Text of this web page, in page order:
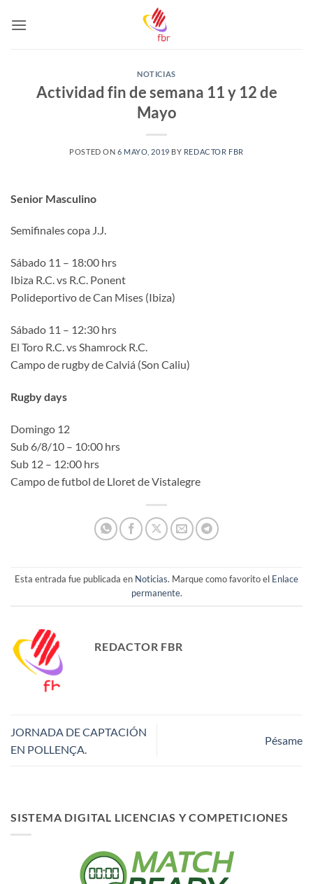
NOTICIAS
Actividad fin de semana 11 y 12 de
Mayo
POSTED ON 6 MAYO, 2019 BY REDACTOR FBR
Senior Masculino
Semifinales copa J.J.
Sábado 11 – 18:00 hrs
Ibiza R.C. vs R.C. Ponent
Polideportivo de Can Mises (Ibiza)
Sábado 11 – 12:30 hrs
El Toro R.C. vs Shamrock R.C.
Campo de rugby de Calviá (Son Caliu)
Rugby days
Domingo 12
Sub 6/8/10 – 10:00 hrs
Sub 12 – 12:00 hrs
Campo de futbol de Lloret de Vistalegre
Esta entrada fue publicada en Noticias. Marque como favorito el Enlace
permanente.
REDACTOR FBR
JORNADA DE CAPTACIÓN
EN POLLENÇA.
Pésame
SISTEMA DIGITAL LICENCIAS Y COMPETICIONES